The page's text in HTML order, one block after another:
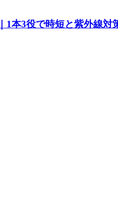
本3役で時短と紫外線対